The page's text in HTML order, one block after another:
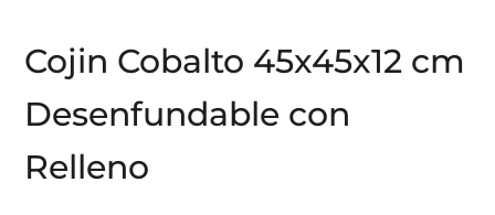
Cojin Cobalto 45x45x12 cm
Desenfundable con
Relleno